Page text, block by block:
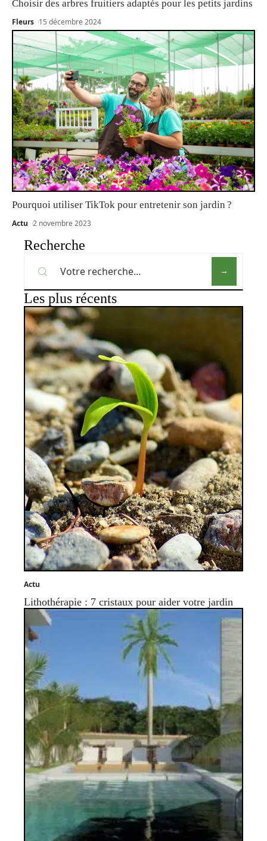
Choisir des arbres fruitiers adaptés pour les petits jardins
Fleurs 15 décembre 2024
Pourquoi utiliser TikTok pour entretenir son jardin ?
Actu 2 novembre 2023
Recherche
Les plus récents
Actu
Lithothérapie : 7 cristaux pour aider votre jardin